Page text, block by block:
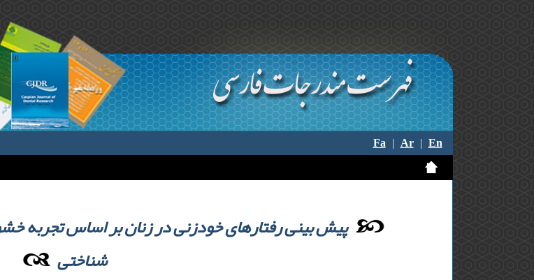
Fa|Ar|En
پیش بینی رفتارهای خودزنی در زنان بر اساس تجربه
شناختی